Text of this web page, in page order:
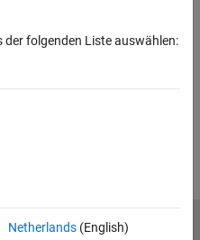
der folgenden Liste auswählen:
Netherlands(English)
Datenschutz-Richtlinien